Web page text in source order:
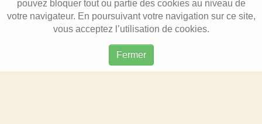
pouvez bloquer tout ou partie des cookies au niveau de
votre navigateur. En poursuivant votre navigation sur ce site,
vous acceptez l’utilisation de cookies.
Fermer